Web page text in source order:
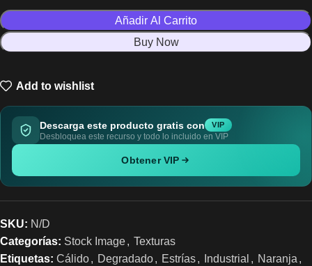
Añadir Al Carrito
Buy Now
Add to wishlist
Descarga este producto gratis con VIP
Desbloquea este recurso y todo lo incluido en VIP
Obtener VIP
SKU: N/D
Categorías: Stock Image, Texturas
Etiquetas: Cálido, Degradado, Estrías, Industrial , Naranja ,